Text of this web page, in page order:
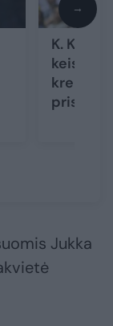
K.
keisis
→
Jukka